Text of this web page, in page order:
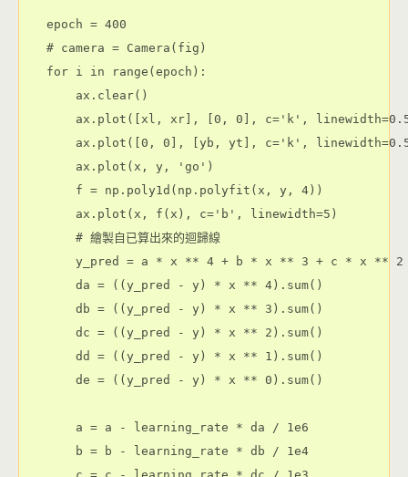
epoch = 400
# camera = Camera(fig)
for i in range(epoch):
    ax.clear()
ax.plot([xl, xr], [0, 0], c='k',
ax.plot([0, 0], [yb, yt], c='k',
    ax.plot(x, y, 'go')
    f = np.poly1d(np.polyfit(x, y, 4))
    ax.plot(x, f(x), c='b', linewidth=5)
    # 繪製自已算出來的迴歸線
y_pred = a * x ** 4 + b * x ** 3 + c * x ** 2
    da = ((y_pred - y) * x ** 4).sum()
    db = ((y_pred - y) * x ** 3).sum()
    dc = ((y_pred - y) * x ** 2).sum()
    dd = ((y_pred - y) * x ** 1).sum()
    de = ((y_pred - y) * x ** 0).sum()
    a = a - learning_rate * da / 1e6
    b = b - learning_rate * db / 1e4